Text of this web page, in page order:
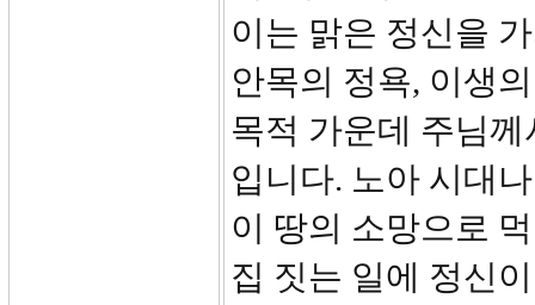
이는 맑은 정신을
안목의 정욕, 이생
목적 가운데 주님
입니다. 노아 시대
이 땅의 소망으로
집 짓는 일에 정신